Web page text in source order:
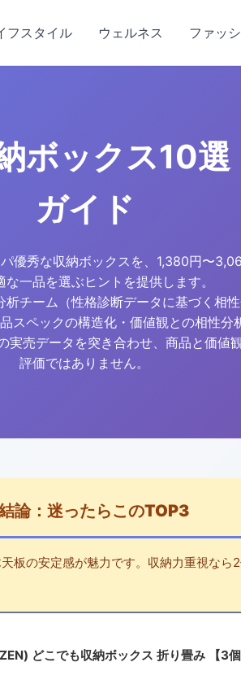
フスタイル ウェルネス ファッ
ボックス10選
ガイド
優秀な収納ボックスを、1,380円〜
な一品を選ぶヒントを提供します。
チーム（性格診断データに基づく相性
スペックの構造化・価値観との相性分
売データを突き合わせ、商品と価値
評価ではありません。
結論：迷ったらこのTOP3
板の安定感が魅力です。収納力重視な
どこでも収納ボックス 折り畳み 【3個